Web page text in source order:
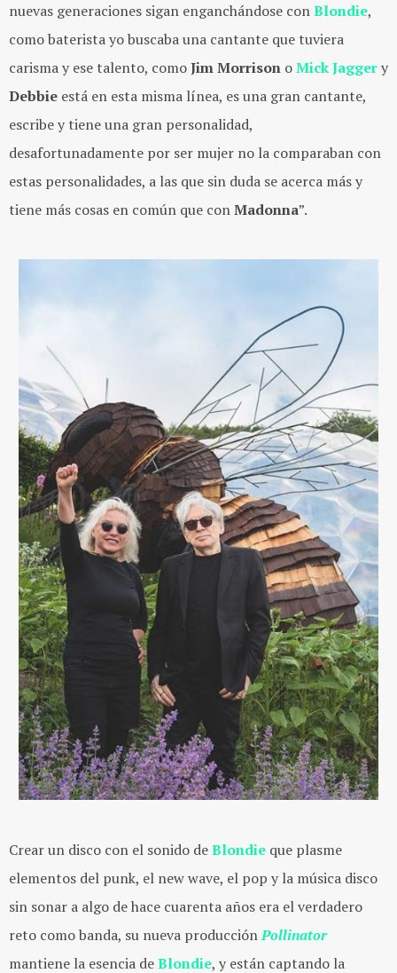
nuevas generaciones sigan enganchándose conBlondie,
como baterista yo buscaba una cantante que tuviera
carisma y ese talento, comoJim Morrison oMickJaggery
Debbie está en esta misma línea, es una gran cantante,
escribe y tiene una gran personalidad,
desafortunadamente por ser mujer no la comparaban con
estas personalidades, a las que sin duda se acerca más y
tiene más cosas en común que conMadonna”.
Crear un disco con el sonido deBlondie que plasme
elementos del punk, el new wave, el pop y la música disco
sin sonar a algo de hace cuarenta años era el verdadero
reto como banda, su nueva producciónPollinator
mantiene la esencia deBlondie, y están captando la